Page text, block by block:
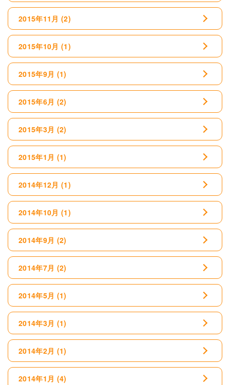
2015年11月 (2)
2015年10月 (1)
2015年9月 (1)
2015年6月 (2)
2015年3月 (2)
2015年1月 (1)
2014年12月 (1)
2014年10月 (1)
2014年9月 (2)
2014年7月 (2)
2014年5月 (1)
2014年3月 (1)
2014年2月 (1)
2014年1月 (4)